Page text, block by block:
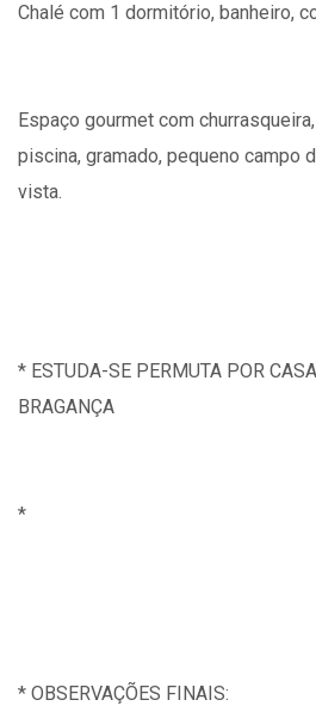
Chalé com 1 dormitório, banheiro,
Espaço gourmet com
piscina, gramado, pequeno campo
vista.
* ESTUDA-SE PERMUTA POR
BRAGANÇA
*
* OBSERVAÇÕES FINAIS: